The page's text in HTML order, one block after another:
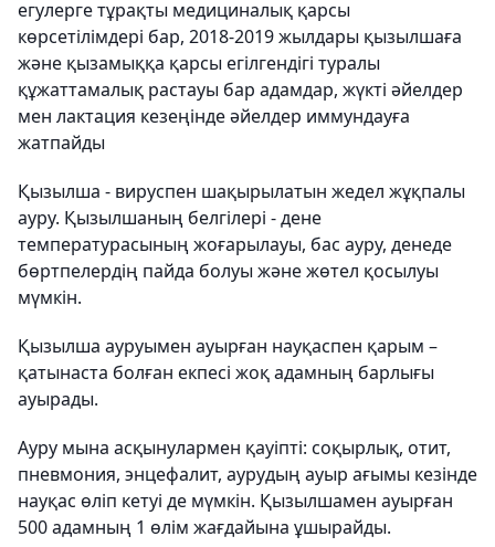
егулерге тұрақты медициналық қарсы
көрсетілімдері бар, 2018-2019 жылдары қызылшаға
және қызамыққа қарсы егілгендігі туралы
құжаттамалық растауы бар адамдар, жүкті әйелдер
мен лактация кезеңінде әйелдер иммундауға
жатпайды
Қызылша - вируспен шақырылатын жедел жұқпалы
ауру. Қызылшаның белгілері - дене
температурасының жоғарылауы, бас ауру, денеде
бөртпелердің пайда болуы және жөтел қосылуы
мүмкін.
Қызылша ауруымен ауырған науқаспен қарым –
қатынаста болған екпесі жоқ адамның барлығы
ауырады.
Ауру мына асқынулармен қауіпті: соқырлық, отит,
пневмония, энцефалит, аурудың ауыр ағымы кезінде
науқас өліп кетуі де мүмкін. Қызылшамен ауырған
500 адамның 1 өлім жағдайына ұшырайды.